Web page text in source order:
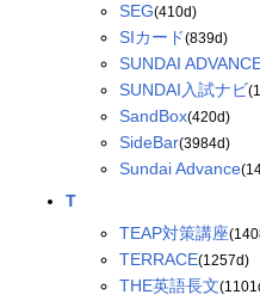
SEG(410d)
SIカード(839d)
SUNDAI
SUNDAI入試ナビ
SandBox(420d)
SideBar(3984d)
Sundai Advance
T
TEAP対策講座
TERRACE(1257d)
THE英語長文